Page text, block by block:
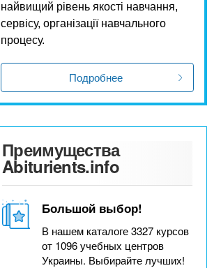
найвищий рівень якості навчання,
сервісу, організації навчального
процесу.
Подробнее
Преимущества
Abiturients.info
Большой выбор!
В нашем каталоге 3327 курсов
от 1096 учебных центров
Украины. Выбирайте лучших!